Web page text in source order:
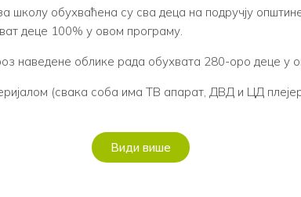
обухваћена су сва деца на подручју
деце 100% у овом програму.
наведене облике рада обухвата 280-оро деце у
(свака соба има ТВ апарат, ДВД и ЦД
Види више